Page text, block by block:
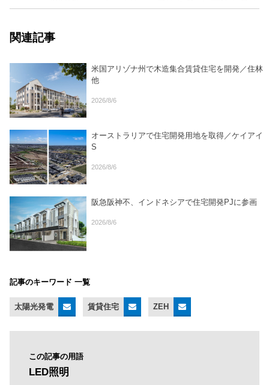
関連記事
米国アリゾナ州で木造集合賃貸住宅を開発／住林
他
2026/8/6
オーストラリアで住宅開発用地を取得／ケイアイ
S
2026/8/6
阪急阪神不、インドネシアで住宅開発PJに参画
2026/8/6
記事のキーワード 一覧
太陽光発電 賃貸住宅 ZEH
この記事の用語
LED照明